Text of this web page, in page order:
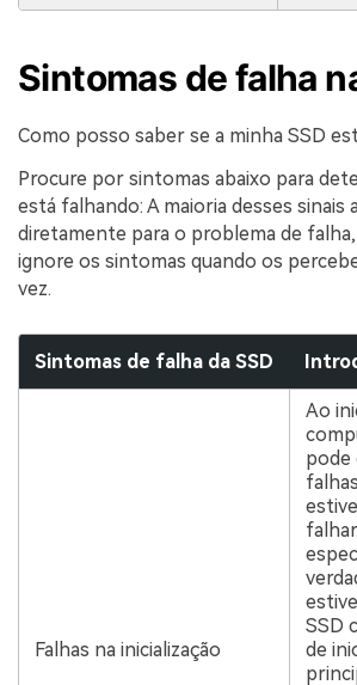
Sintomas de falha
Como posso saber se a minha SSD
Procure por sintomas abaixo para
está falhando: A maioria desses sinais
diretamente para o problema de
ignore os sintomas quando os
vez.
Sintomas de falha da SSD
Falhas na inicialização
Ao
pode
SSD
de